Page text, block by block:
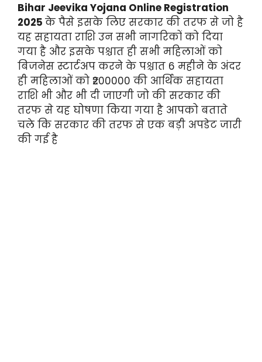
Bihar Jeevika Yojana Online Registration
2025 के पैसे इसके लिए सरकार की तरफ से जो है
यह सहायता राशि उन सभी नागरिकों को दिया
गया है और इसके पश्चात ही सभी महिलाओं को
बिजनेस स्टार्टअप करने के पश्चात 6 महीने के अंदर
ही महिलाओं को ₹200000 की आर्थिक सहायता
राशि भी और भी दी जाएगी जो की सरकार की
तरफ से यह घोषणा किया गया है आपको बताते
चले कि सरकार की तरफ से एक बड़ी अपडेट जारी
की गई है